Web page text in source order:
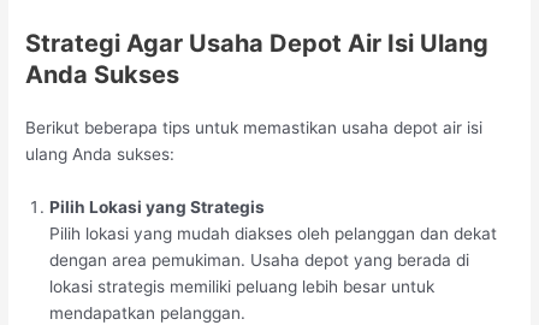
Strategi Agar Usaha Depot Air Isi Ulang
Anda Sukses
Berikut beberapa tips untuk memastikan usaha depot air isi
ulang Anda sukses:
Pilih Lokasi yang Strategis
Pilih lokasi yang mudah diakses oleh pelanggan dan dekat
dengan area pemukiman. Usaha depot yang berada di
lokasi strategis memiliki peluang lebih besar untuk
mendapatkan pelanggan.